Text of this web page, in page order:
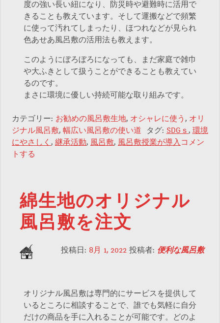
度の強い長い紐になり、防災時や避難時に活用で
きることも教えています。そして運搬などで頻繁
に使って汚れてしまったり、ほつれなどが見られ
色あせあ風呂敷の活用法も教えます。
このようにぼろぼろになっても、まだ家庭で雑巾
や大ふきとして扱うことができることも教えてい
るのです。
まさに環境に優しい持続可能な取り組みです。
カテゴリー: お勧めの風呂敷生地, オシャレに使う , オリ
ジナル風呂敷, 幅広い風呂敷の使い道 タグ: SDGｓ , 環境
にやさしく , 継承活動, 風呂敷, 風呂敷授業が導入コメン
トする
綿生地のオリジナル
風呂敷を注文
投稿日: 8月 1, 2022 投稿者: 便利な風呂敷
オリジナル風呂敷は専門的にサービスを提供して
いるところに相談することで、誰でも気軽に自分
だけの商品を手に入れることが可能です。どのよ